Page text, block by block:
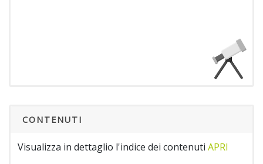
CONTENUTI
Visualizza in dettaglio l'indice dei contenuti APRI